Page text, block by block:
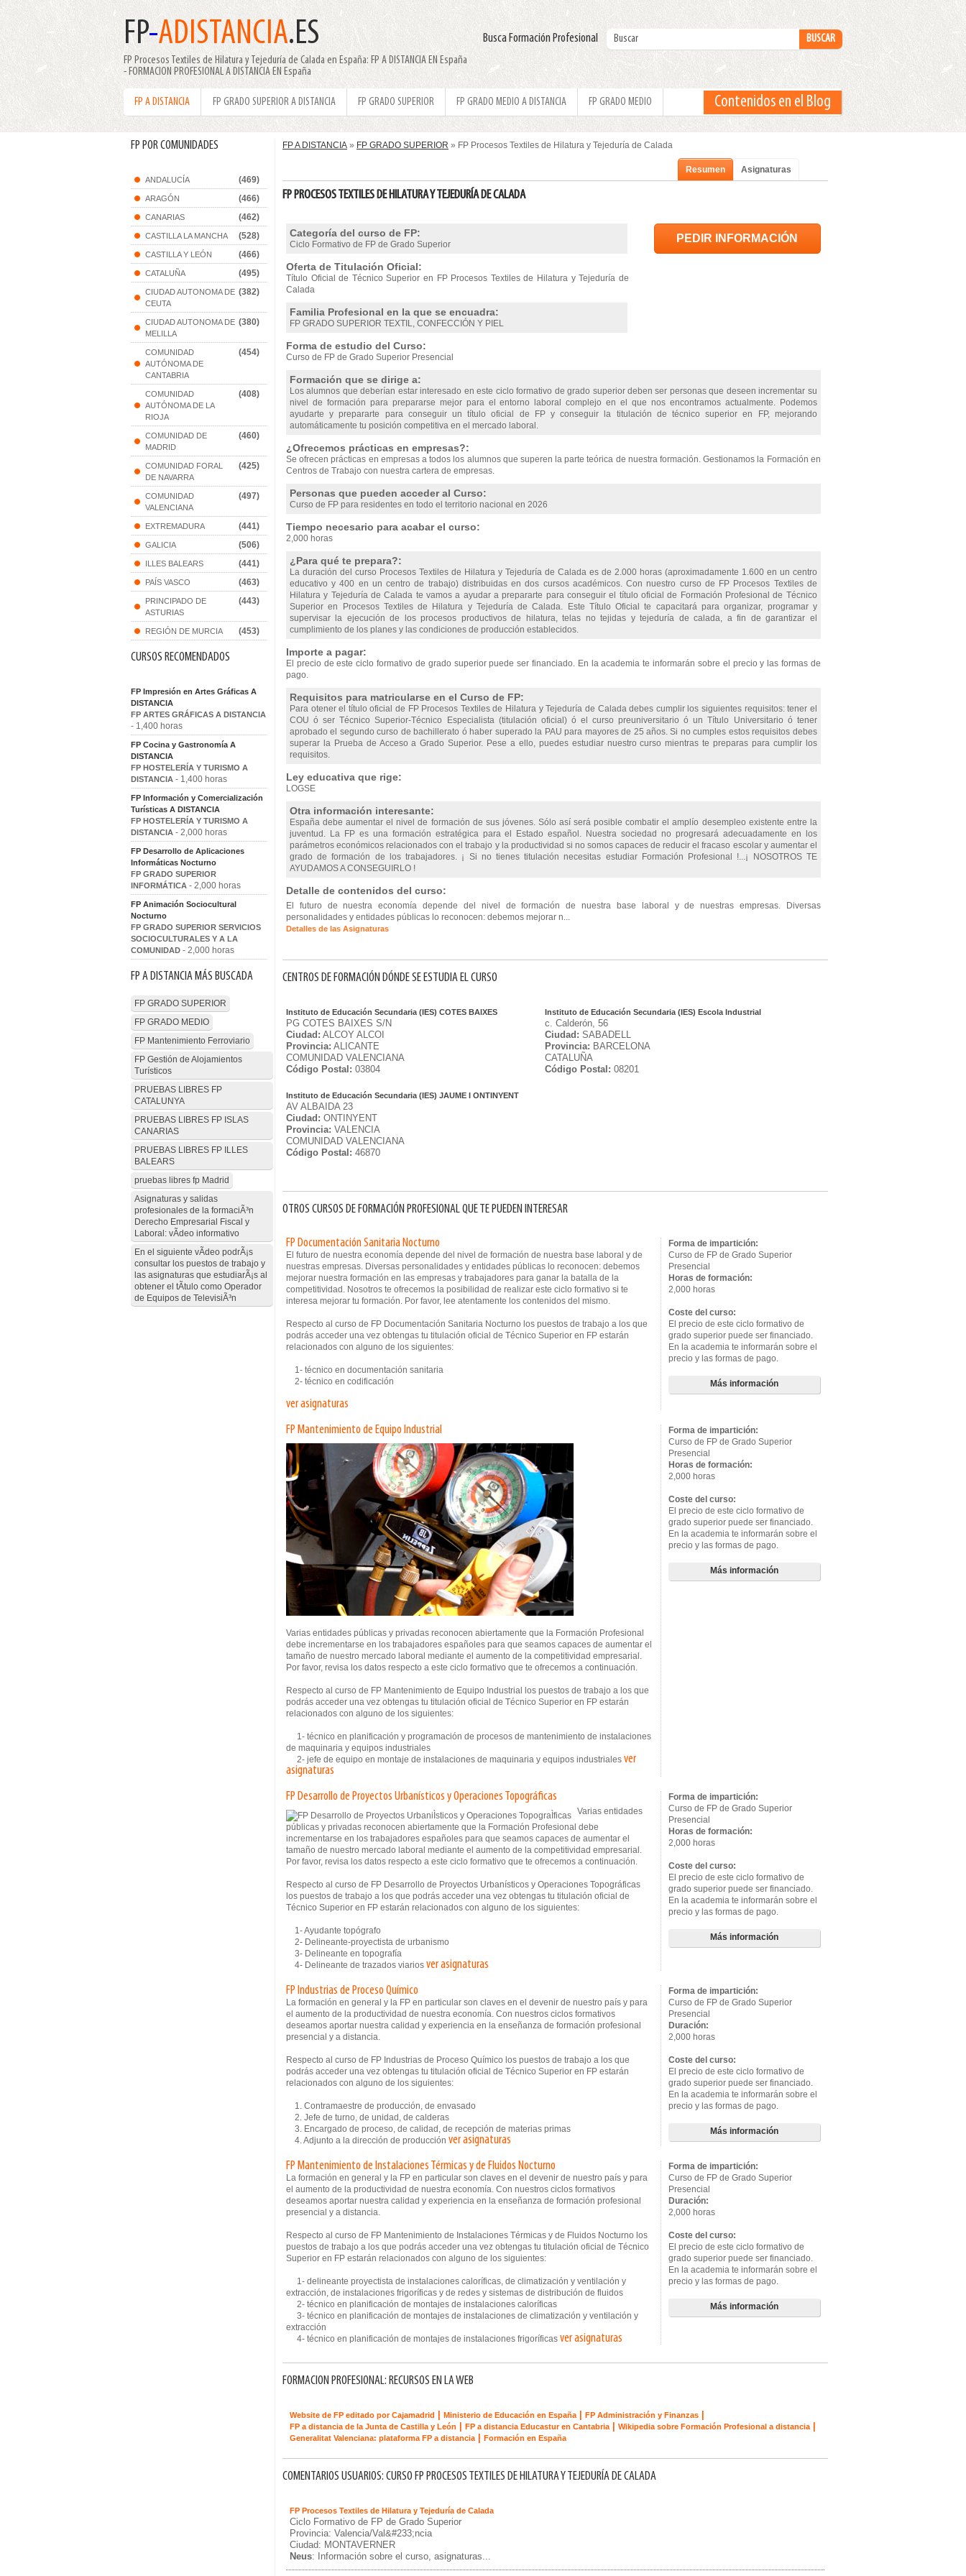
FP-ADISTANCIA.ES
FP Procesos Textiles de Hilatura y Tejeduría de Calada en España: FP A DISTANCIA EN España
- FORMACION PROFESIONAL A DISTANCIA EN España
Busca Formación Profesional
FP A DISTANCIA FP GRADO SUPERIOR A DISTANCIA FP GRADO SUPERIOR FP GRADO MEDIO A DISTANCIA FP GRADO MEDIO Contenidos en el Blog
FP POR COMUNIDADES
ANDALUCÍA (469)
ARAGÓN (466)
CANARIAS (462)
CASTILLA LA MANCHA (528)
CASTILLA Y LEÓN (466)
CATALUÑA (495)
CIUDAD AUTONOMA DE
CEUTA
(382)
CIUDAD AUTONOMA DE
MELILLA
(380)
COMUNIDAD
AUTÓNOMA DE
CANTABRIA
(454)
COMUNIDAD
AUTÓNOMA DE LA
RIOJA
(408)
COMUNIDAD DE
MADRID
(460)
COMUNIDAD FORAL
DE NAVARRA
(425)
COMUNIDAD
VALENCIANA
(497)
EXTREMADURA (441)
GALICIA (506)
ILLES BALEARS (441)
PAÍS VASCO (463)
PRINCIPADO DE
ASTURIAS
(443)
REGIÓN DE MURCIA (453)
CURSOS RECOMENDADOS
FP Impresión en Artes Gráficas A
DISTANCIA
FP ARTES GRÁFICAS A DISTANCIA
- 1,400 horas
FP Cocina y Gastronomía A
DISTANCIA
FP HOSTELERÍA Y TURISMO A
DISTANCIA - 1,400 horas
FP Información y Comercialización
Turísticas A DISTANCIA
FP HOSTELERÍA Y TURISMO A
DISTANCIA - 2,000 horas
FP Desarrollo de Aplicaciones
Informáticas Nocturno
FP GRADO SUPERIOR
INFORMÁTICA - 2,000 horas
FP Animación Sociocultural
Nocturno
FP GRADO SUPERIOR SERVICIOS
SOCIOCULTURALES Y A LA
COMUNIDAD - 2,000 horas
FP A DISTANCIA MÁS BUSCADA
FP GRADO SUPERIOR
FP GRADO MEDIO
FP Mantenimiento Ferroviario
FP Gestión de Alojamientos
Turísticos
PRUEBAS LIBRES FP
CATALUNYA
PRUEBAS LIBRES FP ISLAS
CANARIAS
PRUEBAS LIBRES FP ILLES
BALEARS
pruebas libres fp Madrid
Asignaturas y salidas
profesionales de la formaciÃ³n
Derecho Empresarial Fiscal y
Laboral: vÃ­deo informativo
En el siguiente vÃ­deo podrÃ¡s
consultar los puestos de trabajo y
las asignaturas que estudiarÃ¡s al
obtener el tÃ­tulo como Operador
de Equipos de TelevisiÃ³n
FP A DISTANCIA » FP GRADO SUPERIOR » FP Procesos Textiles de Hilatura y Tejeduría de Calada
Resumen Asignaturas
FP PROCESOS TEXTILES DE HILATURA Y TEJEDURÍA DE CALADA
PEDIR INFORMACIÓN
Categoría del curso de FP:
Ciclo Formativo de FP de Grado Superior
Oferta de Titulación Oficial:
Título Oficial de Técnico Superior en FP Procesos Textiles de Hilatura y Tejeduría de
Calada
Familia Profesional en la que se encuadra:
FP GRADO SUPERIOR TEXTIL, CONFECCIÓN Y PIEL
Forma de estudio del Curso:
Curso de FP de Grado Superior Presencial
Formación que se dirige a:
Los alumnos que deberían estar interesado en este ciclo formativo de grado superior deben ser personas que deseen incrementar su
nivel de formación para prepararse mejor para el entorno laboral complejo en el que nos encontramos actualmente. Podemos
ayudarte y prepararte para conseguir un título oficial de FP y conseguir la titulación de técnico superior en FP, mejorando
automáticamente tu posición competitiva en el mercado laboral.
¿Ofrecemos prácticas en empresas?:
Se ofrecen prácticas en empresas a todos los alumnos que superen la parte teórica de nuestra formación. Gestionamos la Formación en
Centros de Trabajo con nuestra cartera de empresas.
Personas que pueden acceder al Curso:
Curso de FP para residentes en todo el territorio nacional en 2026
Tiempo necesario para acabar el curso:
2,000 horas
¿Para qué te prepara?:
La duración del curso Procesos Textiles de Hilatura y Tejeduría de Calada es de 2.000 horas (aproximadamente 1.600 en un centro
educativo y 400 en un centro de trabajo) distribuidas en dos cursos académicos. Con nuestro curso de FP Procesos Textiles de
Hilatura y Tejeduría de Calada te vamos a ayudar a prepararte para conseguir el título oficial de Formación Profesional de Técnico
Superior en Procesos Textiles de Hilatura y Tejeduría de Calada. Este Título Oficial te capacitará para organizar, programar y
supervisar la ejecución de los procesos productivos de hilatura, telas no tejidas y tejeduría de calada, a fin de garantizar el
cumplimiento de los planes y las condiciones de producción establecidos.
Importe a pagar:
El precio de este ciclo formativo de grado superior puede ser financiado. En la academia te informarán sobre el precio y las formas de
pago.
Requisitos para matricularse en el Curso de FP:
Para otener el título oficial de FP Procesos Textiles de Hilatura y Tejeduría de Calada debes cumplir los siguientes requisitos: tener el
COU ó ser Técnico Superior-Técnico Especialista (titulación oficial) ó el curso preuniversitario ó un Título Universitario ó tener
aprobado el segundo curso de bachillerato ó haber superado la PAU para mayores de 25 años. Si no cumples estos requisitos debes
superar la Prueba de Acceso a Grado Superior. Pese a ello, puedes estudiar nuestro curso mientras te preparas para cumplir los
requisitos.
Ley educativa que rige:
LOGSE
Otra información interesante:
España debe aumentar el nivel de formación de sus jóvenes. Sólo así será posible combatir el amplío desempleo existente entre la
juventud. La FP es una formación estratégica para el Estado español. Nuestra sociedad no progresará adecuadamente en los
parámetros económicos relacionados con el trabajo y la productividad si no somos capaces de reducir el fracaso escolar y aumentar el
grado de formación de los trabajadores. ¡ Si no tienes titulación necesitas estudiar Formación Profesional !...¡ NOSOTROS TE
AYUDAMOS A CONSEGUIRLO !
Detalle de contenidos del curso:
El futuro de nuestra economía depende del nivel de formación de nuestra base laboral y de nuestras empresas. Diversas
personalidades y entidades públicas lo reconocen: debemos mejorar n...
Detalles de las Asignaturas
CENTROS DE FORMACIÓN DÓNDE SE ESTUDIA EL CURSO
Instituto de Educación Secundaria (IES) COTES BAIXES
PG COTES BAIXES S/N
Ciudad: ALCOY ALCOI
Provincia: ALICANTE
COMUNIDAD VALENCIANA
Código Postal: 03804
Instituto de Educación Secundaria (IES) Escola Industrial
c. Calderón, 56
Ciudad: SABADELL
Provincia: BARCELONA
CATALUÑA
Código Postal: 08201
Instituto de Educación Secundaria (IES) JAUME I ONTINYENT
AV ALBAIDA 23
Ciudad: ONTINYENT
Provincia: VALENCIA
COMUNIDAD VALENCIANA
Código Postal: 46870
OTROS CURSOS DE FORMACIÓN PROFESIONAL QUE TE PUEDEN INTERESAR
FP Documentación Sanitaria Nocturno
El futuro de nuestra economía depende del nivel de formación de nuestra base laboral y de
nuestras empresas. Diversas personalidades y entidades públicas lo reconocen: debemos
mejorar nuestra formación en las empresas y trabajadores para ganar la batalla de la
competitividad. Nosotros te ofrecemos la posibilidad de realizar este ciclo formativo si te
interesa mejorar tu formación. Por favor, lee atentamente los contenidos del mismo.
Respecto al curso de FP Documentación Sanitaria Nocturno los puestos de trabajo a los que
podrás acceder una vez obtengas tu titulación oficial de Técnico Superior en FP estarán
relacionados con alguno de los siguientes:
1- técnico en documentación sanitaria
2- técnico en codificación
ver asignaturas
Forma de impartición:
Curso de FP de Grado Superior
Presencial
Horas de formación:
2,000 horas
Coste del curso:
El precio de este ciclo formativo de
grado superior puede ser financiado.
En la academia te informarán sobre el
precio y las formas de pago.
Más información
FP Mantenimiento de Equipo Industrial
Varias entidades públicas y privadas reconocen abiertamente que la Formación Profesional
debe incrementarse en los trabajadores españoles para que seamos capaces de aumentar el
tamaño de nuestro mercado laboral mediante el aumento de la competitividad empresarial.
Por favor, revisa los datos respecto a este ciclo formativo que te ofrecemos a continuación.
Respecto al curso de FP Mantenimiento de Equipo Industrial los puestos de trabajo a los que
podrás acceder una vez obtengas tu titulación oficial de Técnico Superior en FP estarán
relacionados con alguno de los siguientes:
1- técnico en planificación y programación de procesos de mantenimiento de instalaciones
de maquinaria y equipos industriales
2- jefe de equipo en montaje de instalaciones de maquinaria y equipos industriales ver
asignaturas
Forma de impartición:
Curso de FP de Grado Superior
Presencial
Horas de formación:
2,000 horas
Coste del curso:
El precio de este ciclo formativo de
grado superior puede ser financiado.
En la academia te informarán sobre el
precio y las formas de pago.
Más información
FP Desarrollo de Proyectos Urbanísticos y Operaciones Topográficas
Varias entidades
públicas y privadas reconocen abiertamente que la Formación Profesional debe
incrementarse en los trabajadores españoles para que seamos capaces de aumentar el
tamaño de nuestro mercado laboral mediante el aumento de la competitividad empresarial.
Por favor, revisa los datos respecto a este ciclo formativo que te ofrecemos a continuación.
Respecto al curso de FP Desarrollo de Proyectos Urbanísticos y Operaciones Topográficas
los puestos de trabajo a los que podrás acceder una vez obtengas tu titulación oficial de
Técnico Superior en FP estarán relacionados con alguno de los siguientes:
1- Ayudante topógrafo
2- Delineante-proyectista de urbanismo
3- Delineante en topografía
4- Delineante de trazados viarios ver asignaturas
Forma de impartición:
Curso de FP de Grado Superior
Presencial
Horas de formación:
2,000 horas
Coste del curso:
El precio de este ciclo formativo de
grado superior puede ser financiado.
En la academia te informarán sobre el
precio y las formas de pago.
Más información
FP Industrias de Proceso Químico
La formación en general y la FP en particular son claves en el devenir de nuestro país y para
el aumento de la productividad de nuestra economía. Con nuestros ciclos formativos
deseamos aportar nuestra calidad y experiencia en la enseñanza de formación profesional
presencial y a distancia.
Respecto al curso de FP Industrias de Proceso Químico los puestos de trabajo a los que
podrás acceder una vez obtengas tu titulación oficial de Técnico Superior en FP estarán
relacionados con alguno de los siguientes:
1. Contramaestre de producción, de envasado
2. Jefe de turno, de unidad, de calderas
3. Encargado de proceso, de calidad, de recepción de materias primas
4. Adjunto a la dirección de producción ver asignaturas
Forma de impartición:
Curso de FP de Grado Superior
Presencial
Duración:
2,000 horas
Coste del curso:
El precio de este ciclo formativo de
grado superior puede ser financiado.
En la academia te informarán sobre el
precio y las formas de pago.
Más información
FP Mantenimiento de Instalaciones Térmicas y de Fluidos Nocturno
La formación en general y la FP en particular son claves en el devenir de nuestro país y para
el aumento de la productividad de nuestra economía. Con nuestros ciclos formativos
deseamos aportar nuestra calidad y experiencia en la enseñanza de formación profesional
presencial y a distancia.
Respecto al curso de FP Mantenimiento de Instalaciones Térmicas y de Fluidos Nocturno los
puestos de trabajo a los que podrás acceder una vez obtengas tu titulación oficial de Técnico
Superior en FP estarán relacionados con alguno de los siguientes:
1- delineante proyectista de instalaciones caloríficas, de climatización y ventilación y
extracción, de instalaciones frigoríficas y de redes y sistemas de distribución de fluidos
2- técnico en planificación de montajes de instalaciones caloríficas
3- técnico en planificación de montajes de instalaciones de climatización y ventilación y
extracción
4- técnico en planificación de montajes de instalaciones frigoríficas ver asignaturas
Forma de impartición:
Curso de FP de Grado Superior
Presencial
Duración:
2,000 horas
Coste del curso:
El precio de este ciclo formativo de
grado superior puede ser financiado.
En la academia te informarán sobre el
precio y las formas de pago.
Más información
FORMACION PROFESIONAL: RECURSOS EN LA WEB
Website de FP editado por Cajamadrid Ministerio de Educación en España FP Administración y Finanzas
FP a distancia de la Junta de Castilla y León FP a distancia Educastur en Cantabria Wikipedia sobre Formación Profesional a distancia
Generalitat Valenciana: plataforma FP a distancia Formación en España
COMENTARIOS USUARIOS: CURSO FP PROCESOS TEXTILES DE HILATURA Y TEJEDURÍA DE CALADA
FP Procesos Textiles de Hilatura y Tejeduría de Calada
Ciclo Formativo de FP de Grado Superior
Provincia: Valencia/Val&#233;ncia
Ciudad: MONTAVERNER
Neus: Información sobre el curso, asignaturas...